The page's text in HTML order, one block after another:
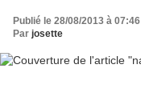
Publié le 28/08/2013 à 07:46
Par josette